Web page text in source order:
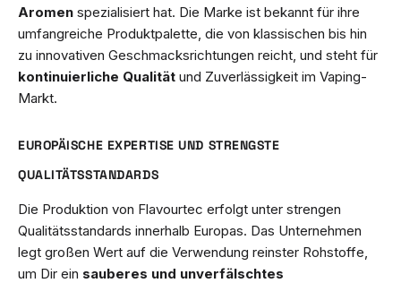
Aromen spezialisiert hat. Die Marke ist bekannt für ihre
umfangreiche Produktpalette, die von klassischen bis hin
zu innovativen Geschmacksrichtungen reicht, und steht für
kontinuierliche Qualität und Zuverlässigkeit im Vaping-
Markt.
EUROPÄISCHE EXPERTISE UND STRENGSTE
QUALITÄTSSTANDARDS
Die Produktion von Flavourtec erfolgt unter strengen
Qualitätsstandards innerhalb Europas. Das Unternehmen
legt großen Wert auf die Verwendung reinster Rohstoffe,
um Dir ein sauberes und unverfälschtes